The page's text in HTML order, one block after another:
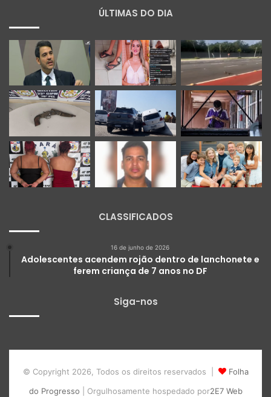
ÚLTIMAS DO DIA
CLASSIFICADOS
16 de junho de 2026
Adolescentes acendem rojão dentro de lanchonete e
ferem criança de 7 anos no DF
Siga-nos
© Copyright 2026, Todos os direitos reservados |
Folha
do Progresso | Orgulhosamente hospedado por2E7 Web